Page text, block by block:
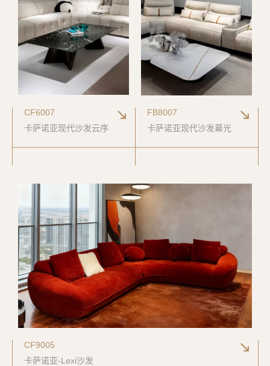
CF6007
卡萨诺亚现代沙发云序
FB8007
卡萨诺亚现代沙发幕光
CF9005
卡萨诺亚-Lexi沙发